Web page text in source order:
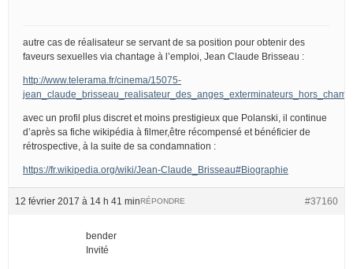
autre cas de réalisateur se servant de sa position pour obtenir des
faveurs sexuelles via chantage à l’emploi, Jean Claude Brisseau :
http://www.telerama.fr/cinema/15075-
avec un profil plus discret et moins prestigieux que Polanski, il continue
d’après sa fiche wikipédia à filmer,être récompensé et bénéficier de
rétrospective, à la suite de sa condamnation :
https://fr.wikipedia.org/wiki/Jean-Claude_Brisseau#Biographie
12 février 2017 à 14 h 41 min #37160
RÉPONDRE
bender
Invité